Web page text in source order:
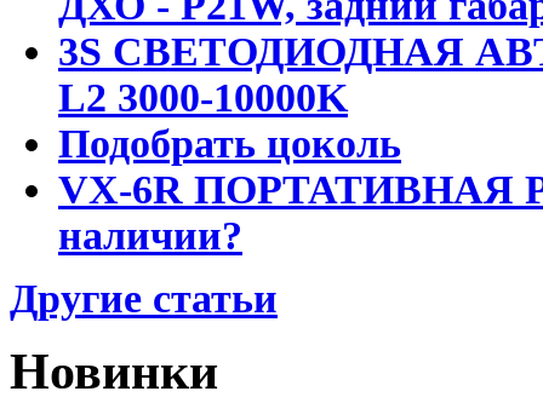
3S СВЕТОДИОДНАЯ
L2 3000-10000K
Подобрать цоколь
VX-6R ПОРТАТИВНАЯ
наличии?
Другие статьи
Новинки